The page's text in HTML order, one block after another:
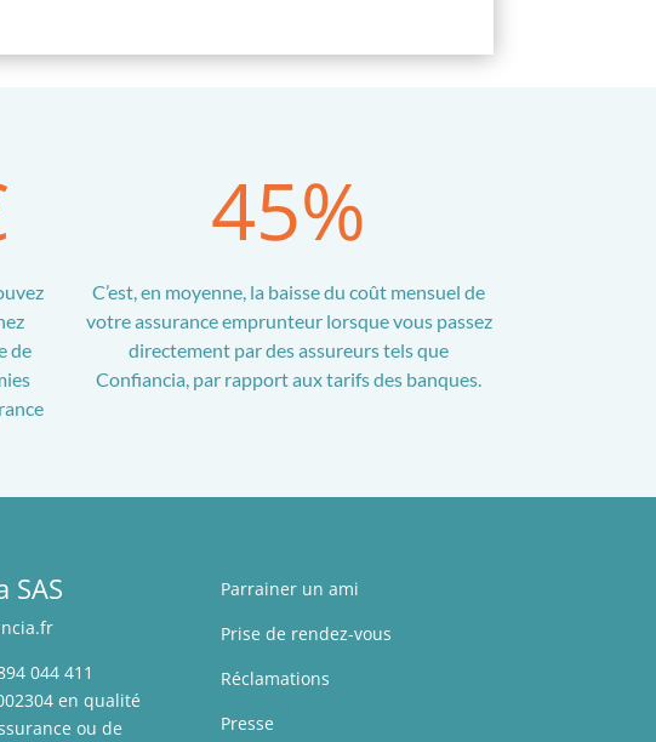
de
45%
C’est, en moyenne, la baisse du coût mensuel de
votre assurance emprunteur lorsque vous passez
directement par des assureurs tels que
Confiancia, par rapport aux tarifs des banques.
SAS
044 411
en qualité
ou de
Parrainer un ami
Prise de rendez-vous
Réclamations
Presse